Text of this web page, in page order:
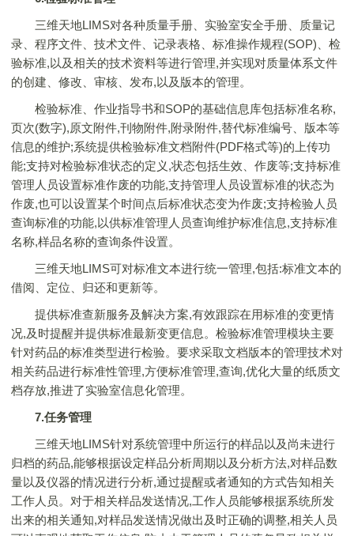
三维天地LIMS对各种质量手册、实验室安全手册、质量记
录、程序文件、技术文件、记录表格、标准操作规程(SOP)、检
验标准,以及相关的技术资料等进行管理,并实现对质量体系文件
的创建、修改、审核、发布,以及版本的管理。
检验标准、作业指导书和SOP的基础信息库包括标准名称,
页次(数字),原文附件,刊物附件,附录附件,替代标准编号、版本等
信息的维护;系统提供检验标准文档附件(PDF格式等)的上传功
能;支持对检验标准状态的定义,状态包括生效、作废等;支持标准
管理人员设置标准作废的功能,支持管理人员设置标准的状态为
作废,也可以设置某个时间点后标准状态变为作废;支持检验人员
查询标准的功能,以供标准管理人员查询维护标准信息,支持标准
名称,样品名称的查询条件设置。
三维天地LIMS可对标准文本进行统一管理,包括:标准文本的
借阅、定位、归还和更新等。
提供标准查新服务及解决方案,有效跟踪在用标准的变更情
况,及时提醒并提供标准最新变更信息。检验标准管理模块主要
针对药品的标准类型进行检验。要求采取文档版本的管理技术对
相关药品进行标准性管理,方便标准管理,查询,优化大量的纸质文
档存放,推进了实验室信息化管理。
7.任务管理
三维天地LIMS针对系统管理中所运行的样品以及尚未进行
归档的药品,能够根据设定样品分析周期以及分析方法,对样品数
量以及仪器的情况进行分析,通过提醒或者通知的方式告知相关
工作人员。对于相关样品发送情况,工作人员能够根据系统所发
出来的相关通知,对样品发送情况做出及时正确的调整,相关人员